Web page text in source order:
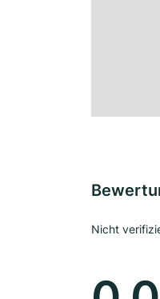
Nicht